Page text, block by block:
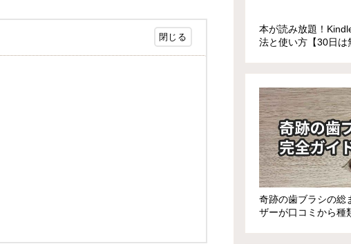
本が読み放題！
法と使い方【30日は
奇跡の歯ブラシの総
ザーが口コミから種